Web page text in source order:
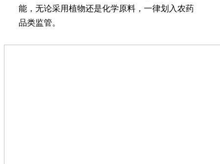
能，无论采用植物还是化学原料，一律划入农药
品类监管。